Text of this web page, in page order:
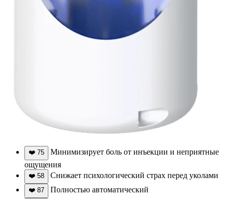
❤️ 75
Минимизирует боль от инъекции и неприятные
ощущения
❤️ 58 Снижает психологический страх перед уколами
❤️ 87 Полностью автоматический